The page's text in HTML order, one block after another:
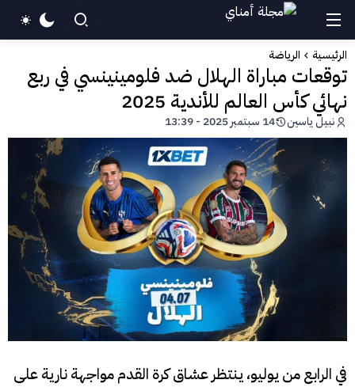
الرئيسية الرياضة
توقعات مباراة الهلال ضد فلومينينسي في ربع
نهائي كأس العالم للأندية 2025
نبيل ياسين 14 سبتمبر 2025 - 13:39
في الرابع من يوليو، ينتظر عشاق كرة القدم مواجهة نارية على